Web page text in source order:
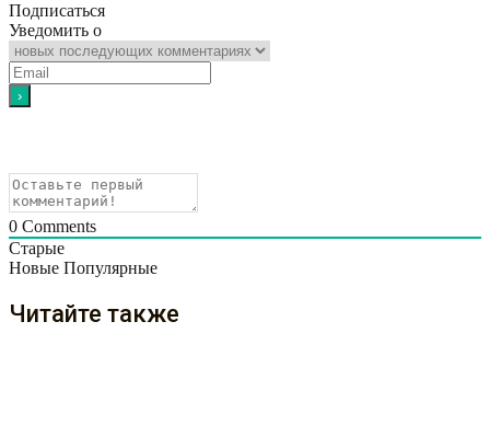
Подписаться
Уведомить о
0 Comments
Старые
Новые Популярные
Читайте также